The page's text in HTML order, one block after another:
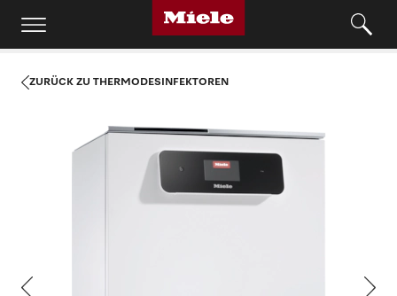
ZURÜCK ZU THERMODESINFEKTOREN